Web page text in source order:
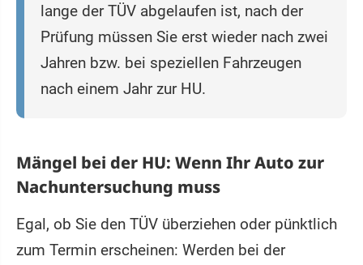
lange der TÜV abgelaufen ist, nach der
Prüfung müssen Sie erst wieder nach zwei
Jahren bzw. bei speziellen Fahrzeugen
nach einem Jahr zur HU.
Mängel bei der HU: Wenn Ihr Auto zur
Nachuntersuchung muss
Egal, ob Sie den TÜV überziehen oder pünktlich
zum Termin erscheinen: Werden bei der